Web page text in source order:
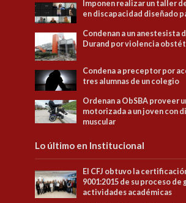
Imponen realizar un taller
en discapacidad diseñado
Condenan a un anestesista
Durand por violencia
Condena a preceptor por
tres alumnas de un colegio
Ordenan a ObSBA proveer
motorizada a un joven con
muscular
Lo último en Institucional
El CFJ obtuvo la
9001:2015 de su proceso de
actividades académicas